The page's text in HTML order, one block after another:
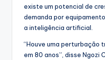
existe um potencial de
demanda por
a inteligência artificial.
“Houve uma perturbação
em 80 anos”, disse